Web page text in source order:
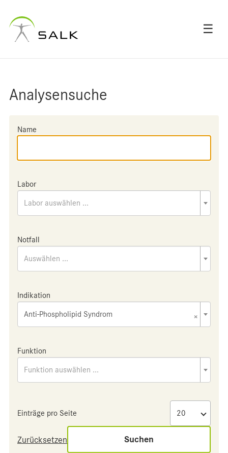
☰
Analysensuche
Name
Labor
Labor auswählen ...
Notfall
Auswählen ...
Indikation
×
Anti-Phospholipid Syndrom
Funktion
Funktion auswählen ...
Einträge pro Seite
Zurücksetzen Suchen